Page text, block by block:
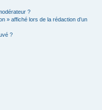
?
» affiché lors de la rédaction d’un
?